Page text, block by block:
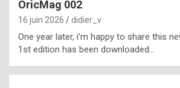
l
t
t
OricMag 002
16 juin 2026 didier_v
One year later, i’m happy to share this
1st edition has been downloaded…